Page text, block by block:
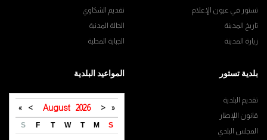
تستور في عيون الإعلام
تاريخ المدينة
زيارة المدينة
تقديم الشكاوي
الحالة المدنية
الجباية المحلية
بلدية تستور
تقديم البلدية
قانون اللإطار
المجلس البلدي
المواعيد البلدية
«
<
August 2026
>
»
S
M
T
W
T
F
S